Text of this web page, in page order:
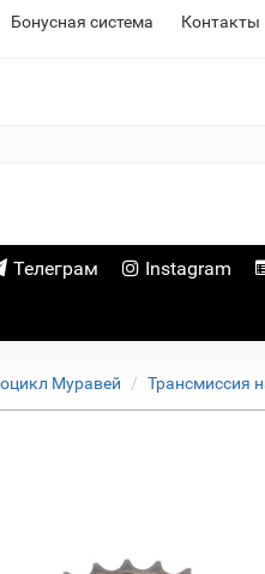
Бонусная система Контакты
Телеграм Instagram
Муравей Трансмиссия